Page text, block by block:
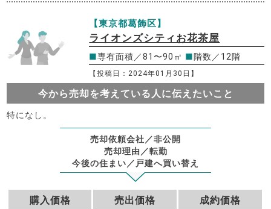
【東京都葛飾区】
ライオンズシティお花茶屋
■専有面積／81〜90㎡ ■階数／12階
【投稿日：2024年01月30日】
今から売却を考えている人に伝えたいこと
特になし。
売却依頼会社／非公開
売却理由／転勤
今後の住まい／戸建へ買い替え
購入価格 売出価格 成約価格